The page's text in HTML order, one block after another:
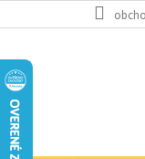
na